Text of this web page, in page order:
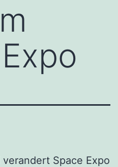
Space Expo